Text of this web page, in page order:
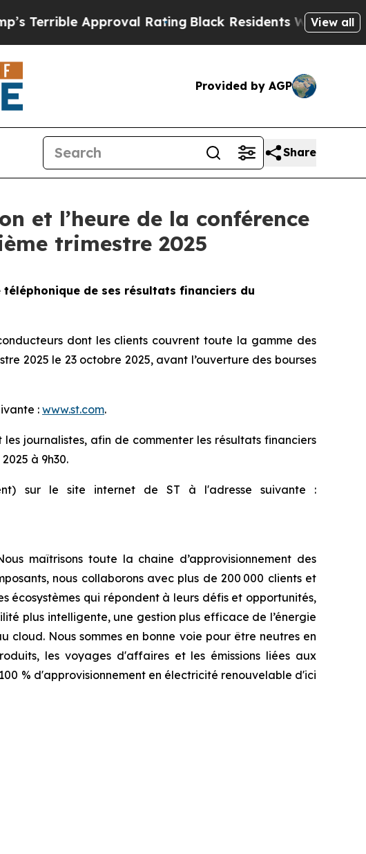
Approval Rating Black Residents Warned ofView all
Provided by AGP
Share
et l’heure de la conférence
trimestre 2025
téléphonique de ses résultats financiers du
dont les clients couvrent toute la gamme des
2025 le 23 octobre 2025, avant l’ouverture des bourses
: www.st.com.
journalistes, afin de commenter les résultats financiers
à 9h30.
sur le site internet de ST à l'adresse suivante :
maîtrisons toute la chaine d’approvisionnement des
nous collaborons avec plus de 200 000 clients et
écosystèmes qui répondent à leurs défis et opportunités,
plus intelligente, une gestion plus efficace de l’énergie
Nous sommes en bonne voie pour être neutres en
les voyages d'affaires et les émissions liées aux
% d'approvisionnement en électricité renouvelable d'ici